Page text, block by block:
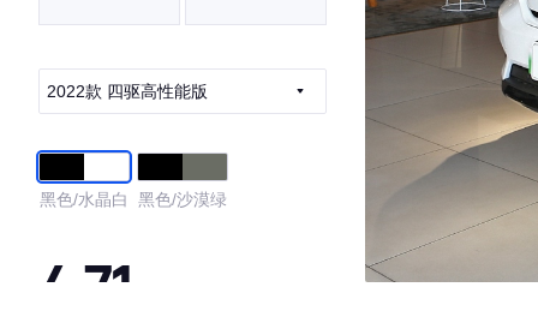
2022款 四驱高性能版
黑色/水晶白 黑色/沙漠绿
4.71